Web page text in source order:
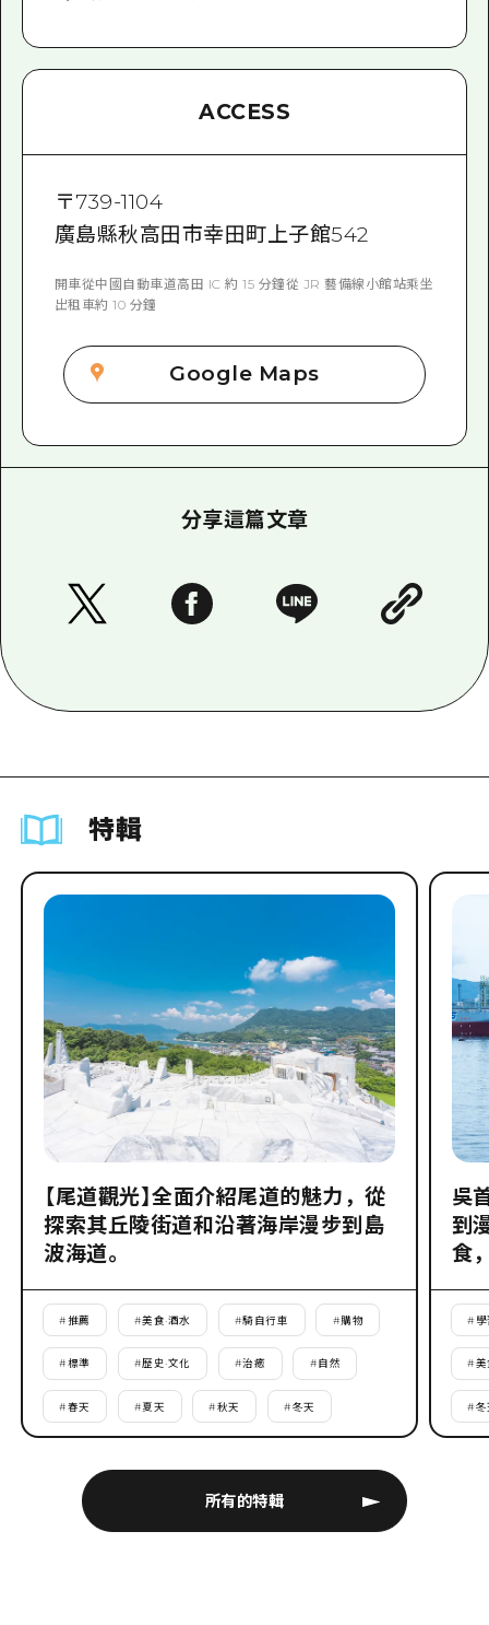
ACCESS
〒739-1104
廣島縣秋高田市幸田町上子館542
開車從中國自動車道高田 IC 約 15 分鐘從 JR 藝備線小館站乘坐
出租車約 10 分鐘
Google Maps
分享這篇文章
特輯
所有的特輯
【尾道觀光】全面介紹尾道的魅力，從
探索其丘陵街道和沿著海岸漫步到島
波海道。
#推薦 #美食·酒水 #騎自行車 #購物
#標準 #歷史·文化 #治癒 #自然
#春天 #夏天 #秋天 #冬天
吳
到
食
# 學
#美
#冬